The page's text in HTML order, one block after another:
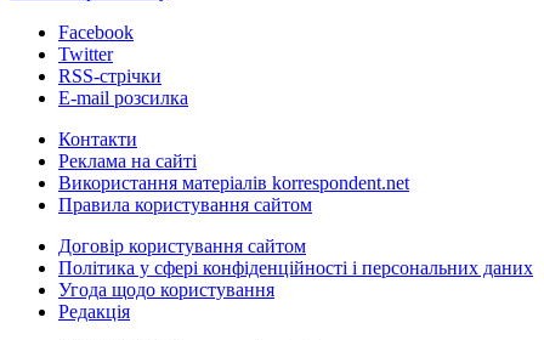
Facebook
Twitter
RSS-стрічки
E-mail розсилка
Контакти
Реклама на сайті
Використання матеріалів korrespondent.net
Правила користування сайтом
Договір користування сайтом
Політика у сфері конфіденційності і персональних даних
Угода щодо користування
Редакція